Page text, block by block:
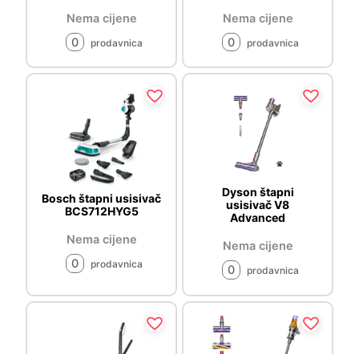
Nema cijene
0
prodavnica
Nema cijene
0
prodavnica
Bosch štapni usisivač
BCS712HYG5
Nema cijene
0
prodavnica
Dyson štapni
usisivač V8
Advanced
Nema cijene
0
prodavnica